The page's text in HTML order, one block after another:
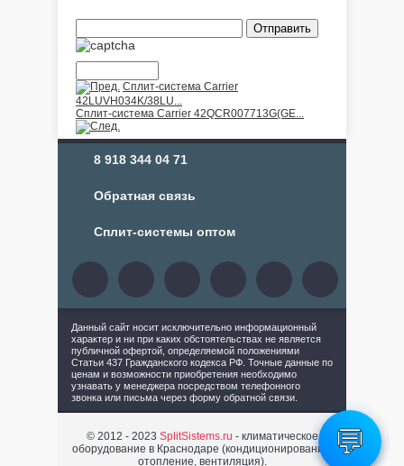
Сплит-система Carrier
42LUVH034K/38LU...
Сплит-система Carrier 42QCR007713G(GE...
8 918 344 04 71
Обратная связь
Сплит-системы оптом
Данный сайт носит исключительно информационный
характер и ни при каких обстоятельствах не является
публичной офертой, определяемой положениями
Статьи 437 Гражданского кодекса РФ. Точные данные по
ценам и возможности приобретения необходимо
узнавать у менеджера посредством телефонного
звонка или письма через форму обратной связи.
© 2012 - 2023 SplitSistems.ru - климатическое
оборудование в Краснодаре (кондиционирование,
отопление, вентиляция).
💬